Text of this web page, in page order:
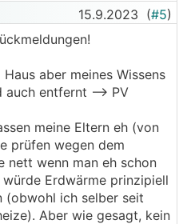
15.9.2023 (#5)
aber meines Wissens
entfernt --> PV
meine Eltern eh (von
prüfen wegen dem
nett wenn man eh schon
Erdwärme prinzipiell
(obwohl ich selber seit
Aber wie gesagt, kein